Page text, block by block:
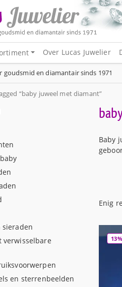
Over Lucas Juwelier
goudsmid en diamantair sinds 1971
“baby juweel met diamant”
sieraden
verwisselbare
en sterrenbeelden
Baby
Enig
13%